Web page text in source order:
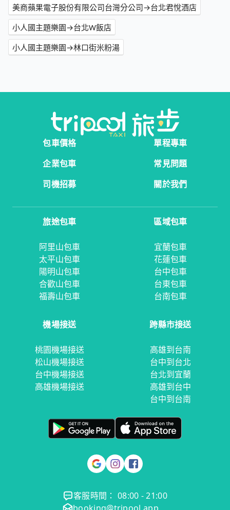
美商蘋果電子股份有限公司台灣分公司→台北君悅酒店
小人國主題樂園→台北W飯店
小人國主題樂園→林口街米粉湯
包車價格
單程專車
企業包車
常見問題
司機招募
關於我們
旅途包車
阿里山包車
太平山包車
陽明山包車
合歡山包車
福壽山包車
區域包車
宜蘭包車
花蓮包車
台中包車
台東包車
台南包車
機場接送
桃園機場接送
松山機場接送
台中機場接送
高雄機場接送
跨縣市接送
高雄到台南
台中到台北
台北到宜蘭
高雄到台中
台中到台南
客服時間： 08:00 - 21:00